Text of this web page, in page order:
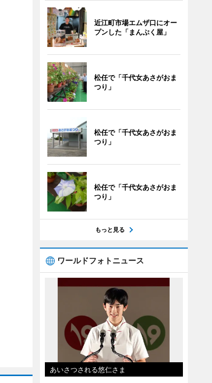
近江町市場エムザ口にオー
プンした「まんぷく屋」
松任で「千代女あさがおま
つり」
松任で「千代女あさがおま
つり」
松任で「千代女あさがおま
つり」
もっと見る
ワールドフォトニュース
あいさつされる悠仁さま